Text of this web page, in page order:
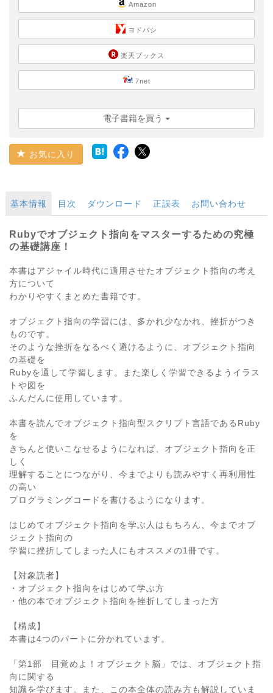
Amazon
ヨドバシ
楽天ブックス
7net
電子書籍を買う
お気に入り
基本情報 目次 ダウンロード 正誤表 お問い合わせ
Rubyでオブジェクト指向をマスターするための究極
の基礎講座！
本書はアジャイル時代に適用させたオブジェクト指向の考え
方について
わかりやすくまとめた書籍です。
オブジェクト指向の学習には、多かれ少なかれ、挫折がつき
ものです。
そのような挫折をなるべく避けるように、オブジェクト指向
の基礎を
Rubyを通して学習します。また楽しく学習できるようイラス
トや図を
ふんだんに使用しています。
本書を読んでオブジェクト指向型スクリプト言語であるRuby
を
きちんと使いこなせるようになれば、オブジェクト指向を正
しく
理解することにつながり、今までよりも読みやすく再利用性
の高い
プログラミングコードを書けるようになります。
はじめてオブジェクト指向を学ぶ人はもちろん、今までオブ
ジェクト指向の
学習に挫折してしまった人にもオススメの1冊です。
【対象読者】
・オブジェクト指向をはじめて学ぶ方
・他の本でオブジェクト指向を挫折してしまった方
【構成】
本書は4つのパートに分かれています。
「第1部 目覚めよ！オブジェクト脳」では、オブジェクト指
向に関する
知識を学びます。また、この本全体の読み方も解説していま